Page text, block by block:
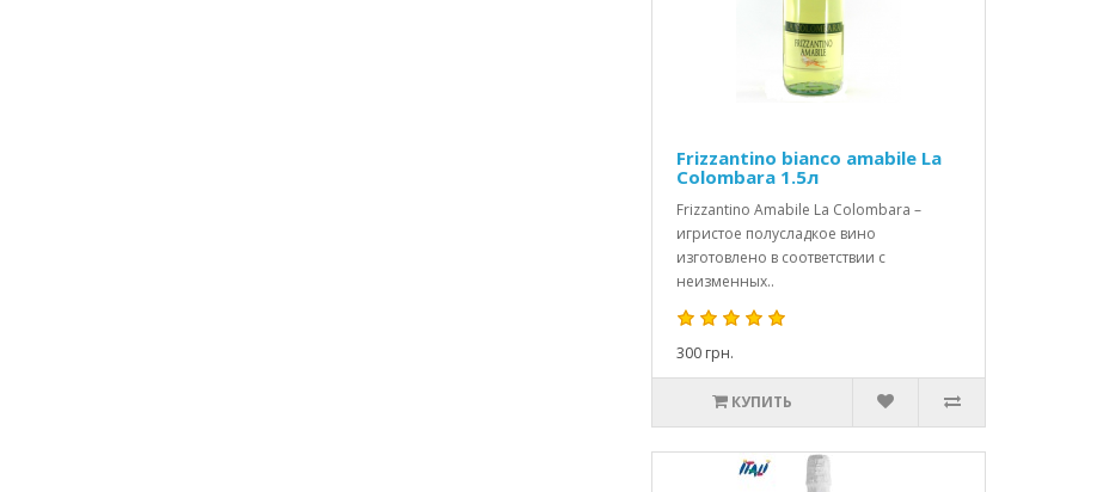
Frizzantino bianco amabile La
Colombara 1.5л
Frizzantino Amabile La Colombara –
игристое полусладкое вино
изготовлено в соответствии с
неизменных..
300 грн.
КУПИТЬ